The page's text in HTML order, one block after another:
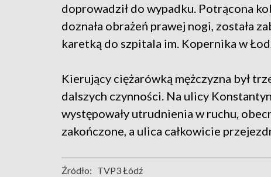
doprowadził do wypadku. Potrącona
doznała obrażeń prawej nogi, została
karetką do szpitala im. Kopernika w
Kierujący ciężarówką mężczyzna był
dalszych czynności. Na ulicy
występowały utrudnienia w ruchu,
zakończone, a ulica całkowicie
Źródło: TVP3 Łódź